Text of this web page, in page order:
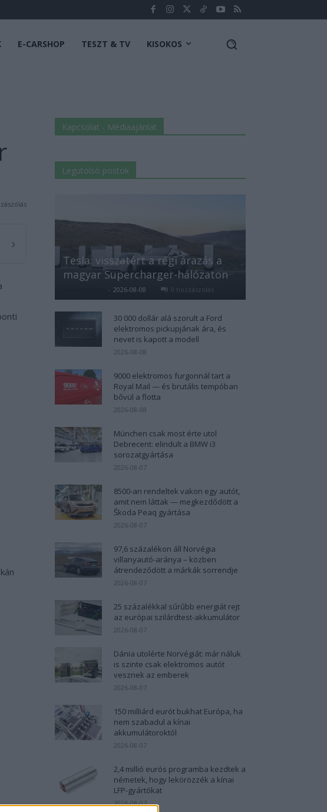
E-CARSHOP TESZT & TV KISOKOS
›
Kapcsolat - Médiaajánlat
Legutolsó postok
Tesla: visszatért a régi árazás a
magyar Supercharger-hálózaton
- 2026-08-08 0 hozzászólás
30 000 dollár alá szorult a Ford
elektromos pickupjának ára, és
nevet is kapott a modell
2026-08-08
9000 elektromos furgonnál tart a
Royal Mail — és brutális tempóban
bővül a flotta
2026-08-08
München csak most érte utol
Debrecent: elindult a BMW i3
sorozatgyártása
2026-08-07
8500-an rendeltek vakon egy autót,
amit nem láttak — megkezdődött a
Škoda Peaq gyártása
2026-08-07
97,6 százalékon áll Norvégia
villanyautó-aránya – közben
átrendeződött a márkák sorrendje
2026-08-07
25 százalékkal sűrűbb energiát rejt
az európai szilárdtest-akkumulátor
2026-08-07
Dánia utolérte Norvégiát: már náluk
is szinte csak elektromos autót
vesznek az emberek
2026-08-07
150 milliárd eurót bukhat Európa, ha
nem szabadul a kínai
akkumulátoroktól
2026-08-07
2,4 millió eurós programba kezdtek a
németek, hogy lekörözzék a kínai
LFP-gyártókat
2026-08-07